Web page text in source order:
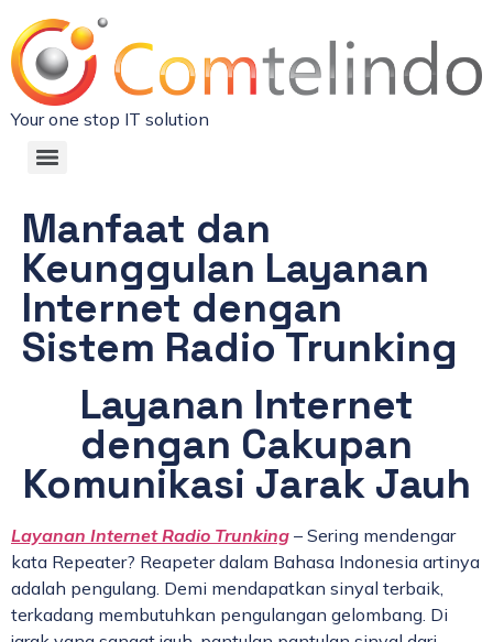
Your one stop IT solution
Manfaat dan
Keunggulan Layanan
Internet dengan
Sistem Radio Trunking
Layanan Internet
dengan Cakupan
Komunikasi Jarak Jauh
Layanan Internet Radio Trunking – Sering mendengar
kata Repeater? Reapeter dalam Bahasa Indonesia artinya
adalah pengulang. Demi mendapatkan sinyal terbaik,
terkadang membutuhkan pengulangan gelombang. Di